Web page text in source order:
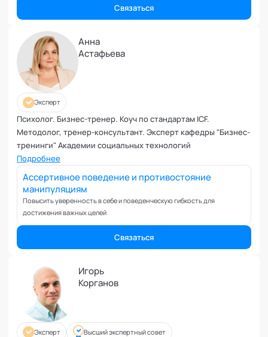
Подготовка и обучение специалистов
Половое воспитание
Презентация и искусство продаж
Проблемы с партнером
Профайлинг и оценка персонала
Профориентация и поиск призвания
ПТСР
Развитие коммуникабельности
Развитие креативности
Разработка бизнес-процессов
Ревность и измена
Самоорганизация и мотивация
Секс и сексуальность
Системное мышление
Связаться
Анна
Астафьева
Эксперт
Психолог. Бизнес-тренер. Коуч по стандартам ICF.
Методолог, тренер-консультант. Эксперт кафедры "Бизнес-
тренинги" Академии социальных технологий
Подробнее
Ассертивное поведение и противостояние
манипуляциям
Повысить уверенность в себе и поведенческую гибкость для
достижения важных целей
Связаться
Игорь
Корганов
Эксперт Высший экспертный совет